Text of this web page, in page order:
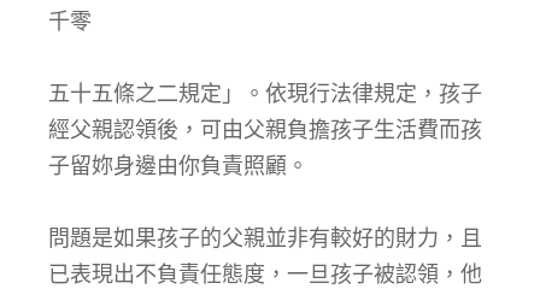
千零
五十五條之二規定」。依現行法律規定，孩子
經父親認領後，可由父親負擔孩子生活費而孩
子留妳身邊由你負責照顧。
問題是如果孩子的父親並非有較好的財力，且
已表現出不負責任態度，一旦孩子被認領，他